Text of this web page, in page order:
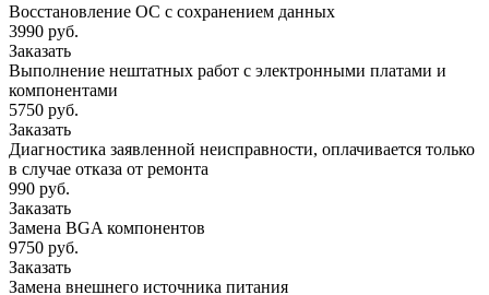
Восстановление ОС с сохранением данных
3990 руб.
Заказать
Выполнение нештатных работ с электронными платами и
компонентами
5750 руб.
Заказать
Диагностика заявленной неисправности, оплачивается только
в случае отказа от ремонта
990 руб.
Заказать
Замена BGA компонентов
9750 руб.
Заказать
Замена внешнего источника питания